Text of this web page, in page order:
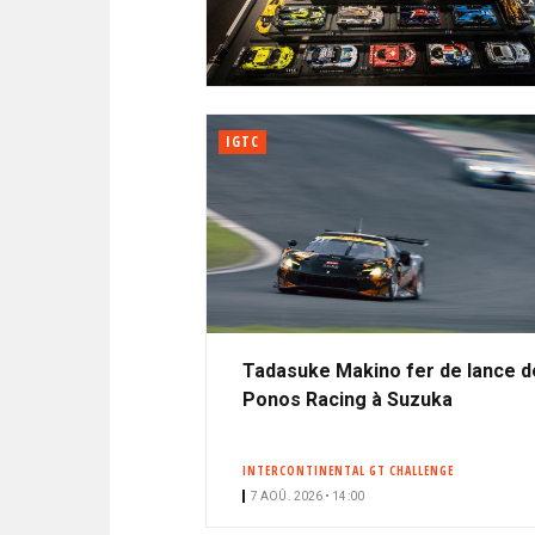
I
P
A
N
IGTC
Tadasuke Makino fer de lance
Ponos Racing à Suzuka
INTERCONTINENTAL GT CHALLENGE
7 AOÛ. 2026 • 14:00